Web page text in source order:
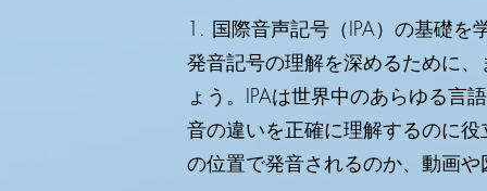
1. 国際音声記号（IPA）の基礎を
発音記号の理解を深めるために
ょう。IPAは世界中のあらゆる言
音の違いを正確に理解するのに
の位置で発音されるのか、動画